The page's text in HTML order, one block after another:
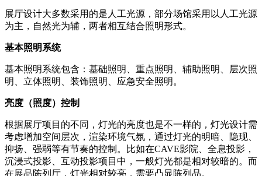
展厅设计大多数采用的是人工光源，部分场馆采用以人工光源
为主，自然光为辅，两者相互结合照明形式。
基本照明系统
基本照明系统包含：基础照明、重点照明、辅助照明、层次照
明、立体照明、装饰照明、应急安全照明。
亮度（照度）控制
根据展厅项目的不同，灯光的亮度也是不一样的，灯光设计需
考虑增加空间层次，渲染环境气氛，通过灯光的明暗、隐现、
抑扬、强弱等有节奏的控制。比如在CAVE影院、全息投影，
沉浸式投影、互动投影项目中，一般灯光都是相对较暗的。而
在展品陈列厅，灯光相对较亮，需要凸显陈列品。